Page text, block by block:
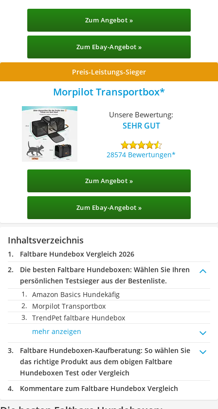
Zum Angebot »
Zum Ebay-Angebot »
Preis-Leistungs-Sieger
Morpilot Transportbox
Unsere Bewertung:
SEHR GUT
28574 Bewertungen
Zum Angebot »
Zum Ebay-Angebot »
Inhaltsverzeichnis
Faltbare Hundebox Vergleich 2026
Die besten Faltbare Hundeboxen: Wählen Sie Ihren
persönlichen Testsieger aus der Bestenliste.
Amazon Basics Hundekäfig
Morpilot Transportbox
TrendPet faltbare Hundebox
mehr anzeigen
Faltbare Hundeboxen-Kaufberatung: So wählen Sie
das richtige Produkt aus dem obigen Faltbare
Hundeboxen Test oder Vergleich
Kommentare zum Faltbare Hundebox Vergleich